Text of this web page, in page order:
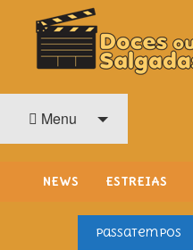
O Cinema? Uma Paixão!!
Menu
NEWS ESTREIAS
Passatempos